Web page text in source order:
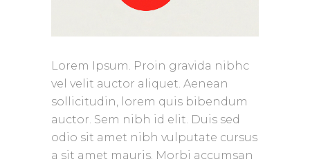
Lorem Ipsum. Proin gravida nibhc
vel velit auctor aliquet. Aenean
sollicitudin, lorem quis bibendum
auctor. Sem nibh id elit. Duis sed
odio sit amet nibh vulputate cursus
a sit amet mauris. Morbi accumsan